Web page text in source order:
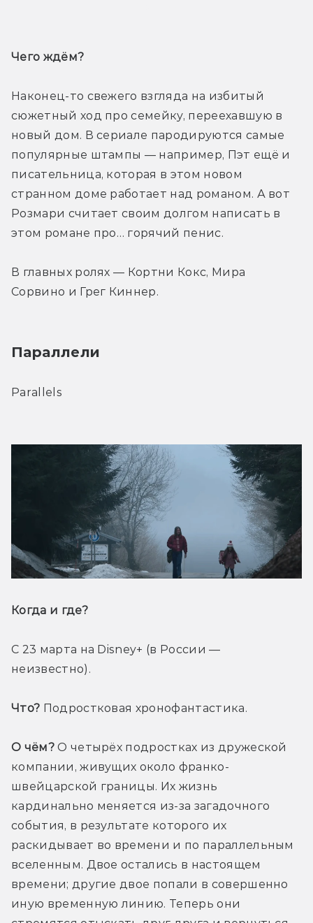
Чего ждём?
Наконец-то свежего взгляда на избитый
сюжетный ход про семейку, переехавшую в
новый дом. В сериале пародируются самые
популярные штампы — например, Пэт ещё и
писательница, которая в этом новом
странном доме работает над романом. А вот
Розмари считает своим долгом написать в
этом романе про… горячий пенис.
В главных ролях — Кортни Кокс, Мира
Сорвино и Грег Киннер.
Параллели
Parallels
Когда и где?
С 23 марта на Disney+ (в России —
неизвестно).
Что? Подростковая хронофантастика.
О чём? О четырёх подростках из дружеской
компании, живущих около франко-
швейцарской границы. Их жизнь
кардинально меняется из-за загадочного
события, в результате которого их
раскидывает во времени и по параллельным
вселенным. Двое остались в настоящем
времени; другие двое попали в совершенно
иную временную линию. Теперь они